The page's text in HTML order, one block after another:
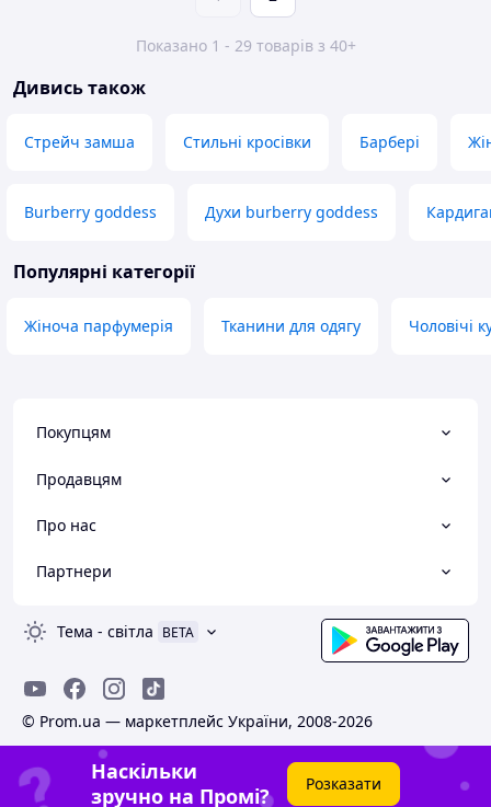
Показано 1 - 29 товарів з 40+
Дивись також
Стрейч замша Стильні кросівки Барбері
Burberry goddess Духи burberry goddess
Популярні категорії
Жіноча парфумерія Тканини для одягу Чоловічі
Покупцям
Продавцям
Про нас
Партнери
Тема - світла BETA
© Prom.ua — маркетплейс України, 2008-2026
Наскільки
зручно на Промі?
Розказати